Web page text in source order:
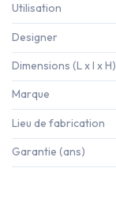
Utilisation
Designer
Dimensions (L x l x H)
Marque
Lieu de fabrication
Garantie (ans)